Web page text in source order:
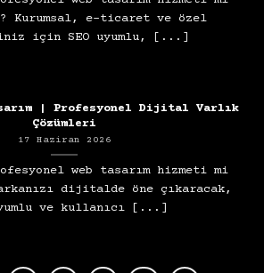
Kurumsal, e-ticaret ve özel
için SEO uyumlu, [...]
| Profesyonel Dijital Varlık
Çözümleri
17 Haziran 2026
web tasarım hizmeti mi
dijitalde öne çıkaracak,
ve kullanıcı [...]